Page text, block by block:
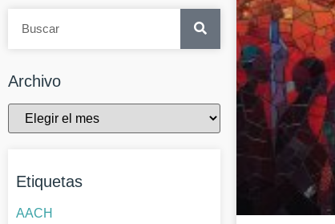
Archivo
Etiquetas
AACH